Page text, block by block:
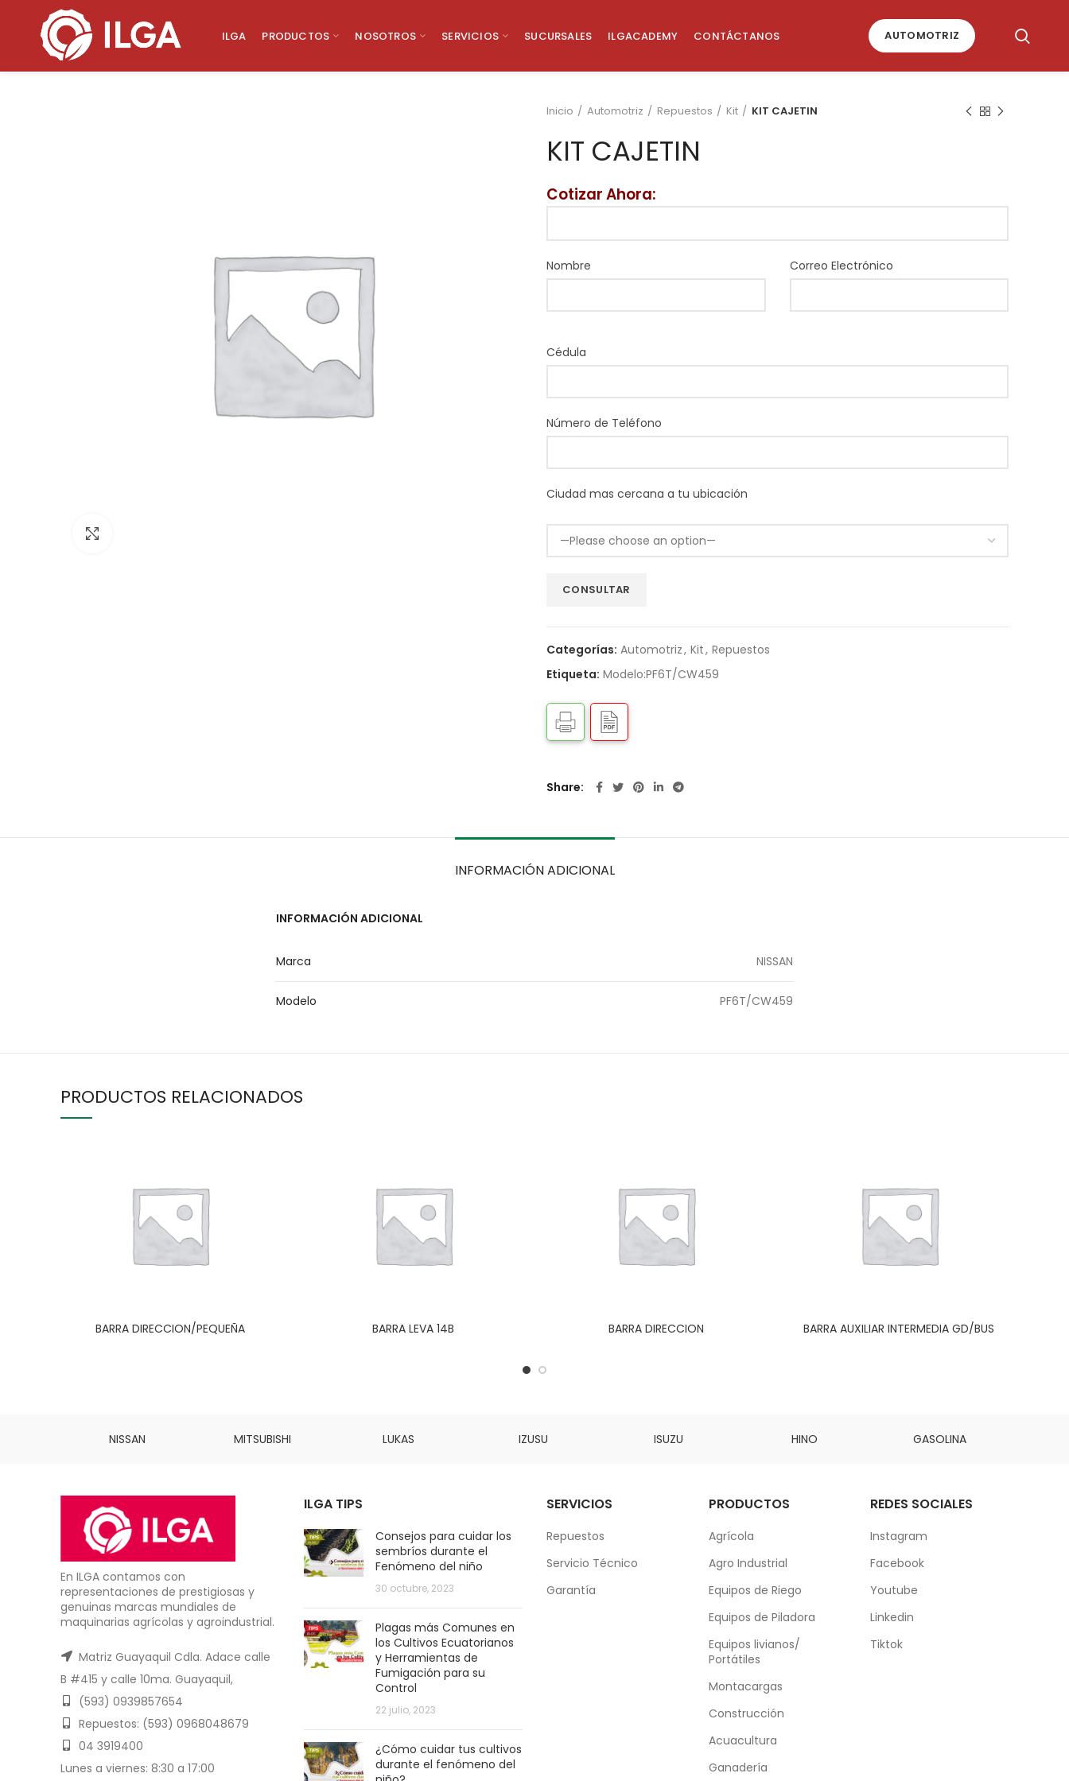
ILGA PRODUCTOS NOSOTROS SERVICIOS SUCURSALES ILGACADEMY CONTÁCTANOS AUTOMOTRIZ
Inicio Automotriz Repuestos Kit KIT CAJETIN
KIT CAJETIN
Cotizar Ahora:
Nombre Correo Electrónico
Cédula
Número de Teléfono
Ciudad mas cercana a tu ubicación
Categorías: Automotriz, Kit, Repuestos
Etiqueta: Modelo:PF6T/CW459
Share
INFORMACIÓN ADICIONAL
INFORMACIÓN ADICIONAL
Marca NISSAN
Modelo PF6T/CW459
PRODUCTOS RELACIONADOS
BARRA DIRECCION/PEQUEÑA BARRA LEVA 14B BARRA DIRECCION BARRA AUXILIAR INTERMEDIA GD/BUS
NISSAN MITSUBISHI LUKAS IZUSU ISUZU HINO GASOLINA
En ILGA contamos con
representaciones de prestigiosas y
genuinas marcas mundiales de
maquinarias agrícolas y agroindustrial.
Matriz Guayaquil Cdla. Adace calle
B #415 y calle 10ma. Guayaquil,
(593) 0939857654
Repuestos: (593) 0968048679
04 3919400
Lunes a viernes: 8:30 a 17:00
ILGA TIPS
Consejos para cuidar los
sembríos durante el
Fenómeno del niño
30 octubre, 2023
Plagas más Comunes en
los Cultivos Ecuatorianos
y Herramientas de
Fumigación para su
Control
22 julio, 2023
¿Cómo cuidar tus cultivos
durante el fenómeno del
SERVICIOS
Repuestos
Servicio Técnico
Garantía
PRODUCTOS
Agrícola
Agro Industrial
Equipos de Riego
Equipos de Piladora
Equipos livianos/
Portátiles
Montacargas
Construcción
Acuacultura
Ganadería
REDES SOCIALES
Instagram
Facebook
Youtube
Linkedin
Tiktok